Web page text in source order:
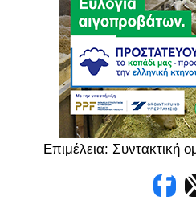
Επιμέλεια: Συντακτική